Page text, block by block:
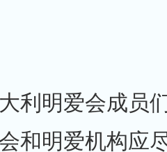
利明爱会成员
和明爱机构应